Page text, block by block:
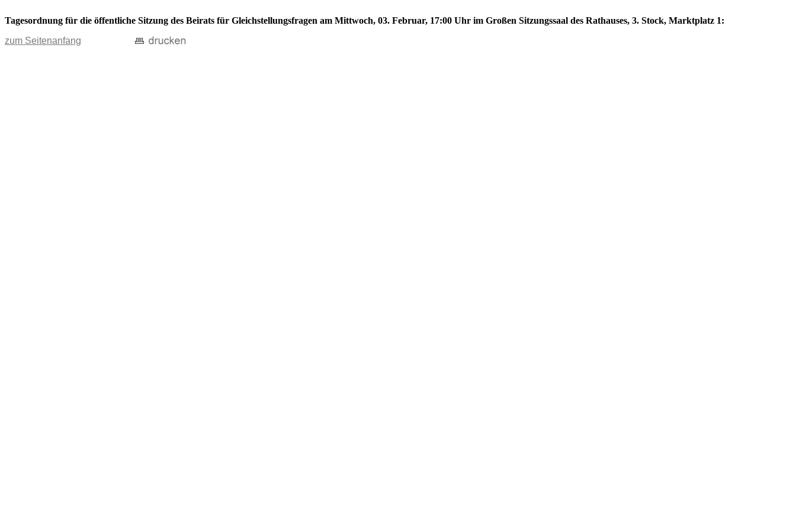
Tagesordnung für die öffentliche Sitzung des Beirats für Gleichstellungsfragen am Mittwoch, 03. Februar, 17:00 Uhr im Großen Sitzungssaal des Rathauses, 3. Stock, Marktplatz 1:
zum Seitenanfang